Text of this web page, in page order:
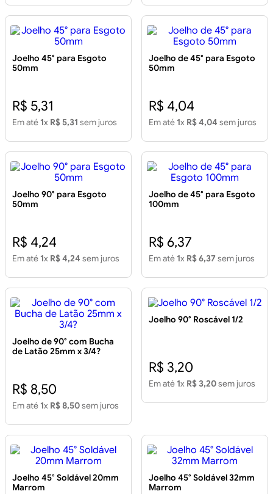
Joelho 45° para Esgoto
50mm
R$ 5,31
Em até 1x R$ 5,31 sem juros
Joelho de 45° para Esgoto
50mm
R$ 4,04
Em até 1x R$ 4,04 sem juros
Joelho 90° para Esgoto
50mm
R$ 4,24
Em até 1x R$ 4,24 sem juros
Joelho de 45° para Esgoto
100mm
R$ 6,37
Em até 1x R$ 6,37 sem juros
Joelho de 90° com Bucha
de Latão 25mm x 3/4?
R$ 8,50
Em até 1x R$ 8,50sem juros
Joelho 90° Roscável 1/2
R$ 3,20
Em até 1x R$ 3,20sem juros
Joelho 45° Soldável 20mm
Marrom
Joelho 45° Soldável 32mm
Marrom